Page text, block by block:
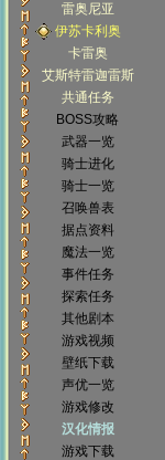
雷奥尼亚
伊苏卡利奥
卡雷奥
艾斯特雷迦雷斯
共通任务
BOSS攻略
武器一览
骑士进化
骑士一览
召唤兽表
据点资料
魔法一览
事件任务
探索任务
其他剧本
游戏视频
壁纸下载
声优一览
游戏修改
汉化情报
游戏下载